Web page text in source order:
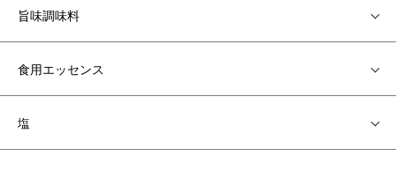
旨味調味料
食用エッセンス
塩